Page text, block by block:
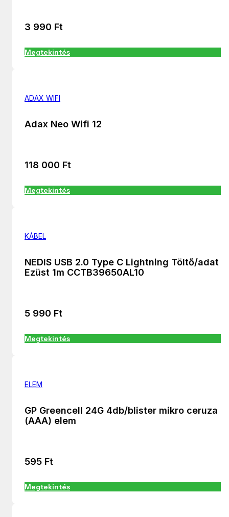
3 990 Ft
Megtekintés
ADAX WIFI
Adax Neo Wifi 12
118 000 Ft
Megtekintés
KÁBEL
NEDIS USB 2.0 Type C Lightning Töltő/adat
Ezüst 1m CCTB39650AL10
5 990 Ft
Megtekintés
ELEM
GP Greencell 24G 4db/blister mikro ceruza
(AAA) elem
595 Ft
Megtekintés